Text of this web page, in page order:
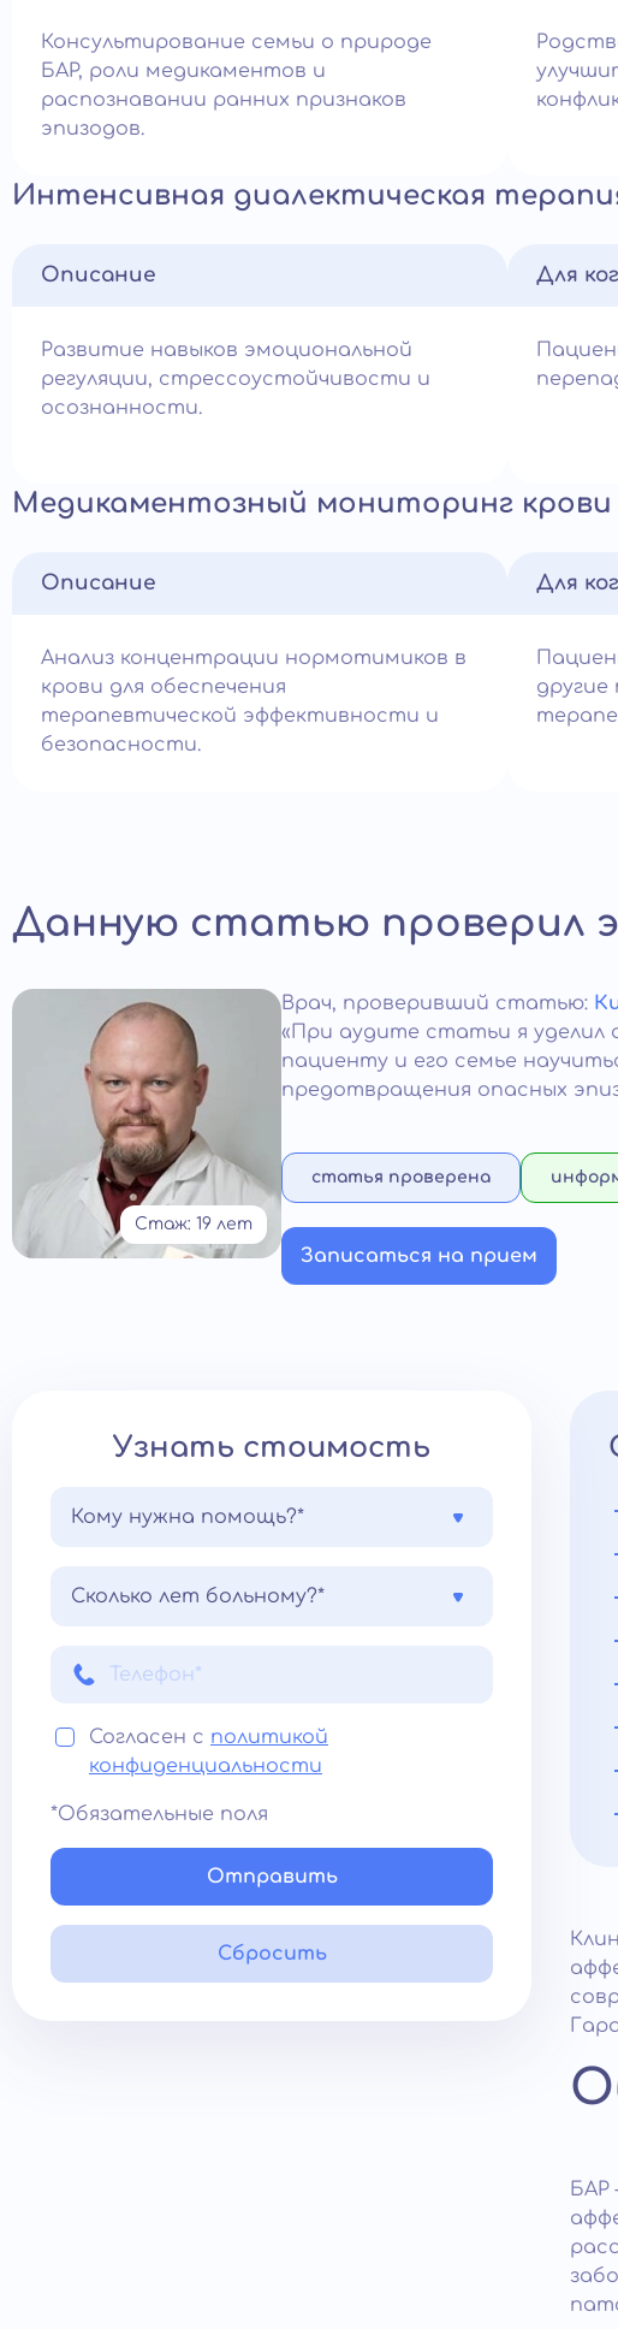
Консультирование семьи о природе
БАР, роли медикаментов и
распознавании ранних признаков
эпизодов.
Интенсивная диалектическая
Описание
Развитие навыков эмоциональной
регуляции, стрессоустойчивости и
осознанности.
Для
Медикаментозный мониторинг крови
Описание
Анализ концентрации нормотимиков в
крови для обеспечения
терапевтической эффективности и
безопасности.
Для
другие
Данную статью проверил
Стаж: 19 лет
Врач, проверивший статью:
«При аудите статьи я
пациенту и его семье
предотвращения опасных
статья проверена
Записаться на прием
Узнать стоимость
Кому нужна помощь?*
Сколько лет больному?*
Согласен с политикой
конфиденциальности
*Обязательные поля
Отправить
Сбросить
БАР